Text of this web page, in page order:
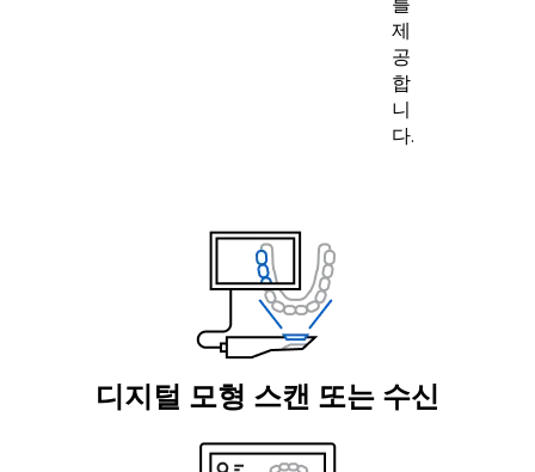
제
공
합
니
다.
디지털 모형 스캔 또는 수신